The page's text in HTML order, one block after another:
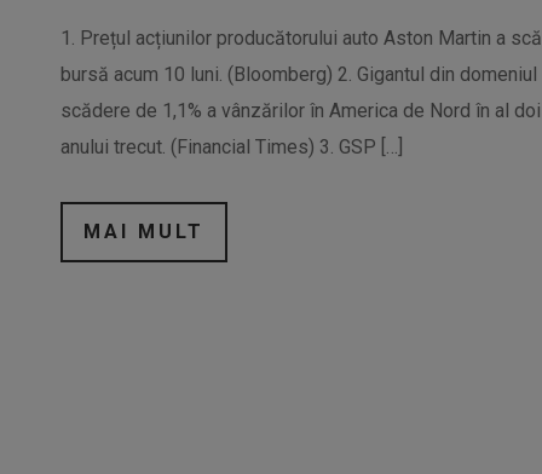
1. Prețul acțiunilor producătorului auto Aston Martin a
bursă acum 10 luni. (Bloomberg) 2. Gigantul din
scădere de 1,1% a vânzărilor în America de Nord în al
anului trecut. (Financial Times) 3. GSP […]
MAI MULT